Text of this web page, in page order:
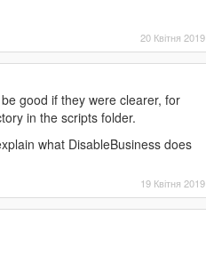
20 Квітня 2019
good if they were clearer, for
in the scripts folder.
what DisableBusiness does
19 Квітня 2019